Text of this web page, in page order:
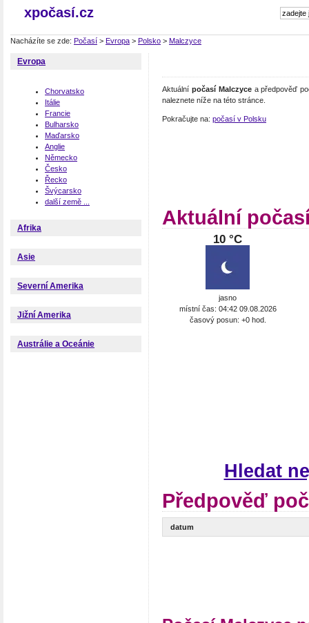
xpočasí.cz
Nacházíte se zde: Počasí > Evropa > Polsko > Malczyce
Evropa
Chorvatsko
Itálie
Francie
Bulharsko
Maďarsko
Anglie
Německo
Česko
Řecko
Švýcarsko
další země ...
Afrika
Asie
Severní Amerika
Jižní Amerika
Austrálie a Oceánie
Aktuální počasí Malczycea předpověď
naleznete níže na této stránce.
Pokračujte na: počasí v Polsku
Aktuální
10 °C
jasno
místní čas: 04:42 09.08.2026
časový posun: +0 hod.
Hledat
Předpověď
datum